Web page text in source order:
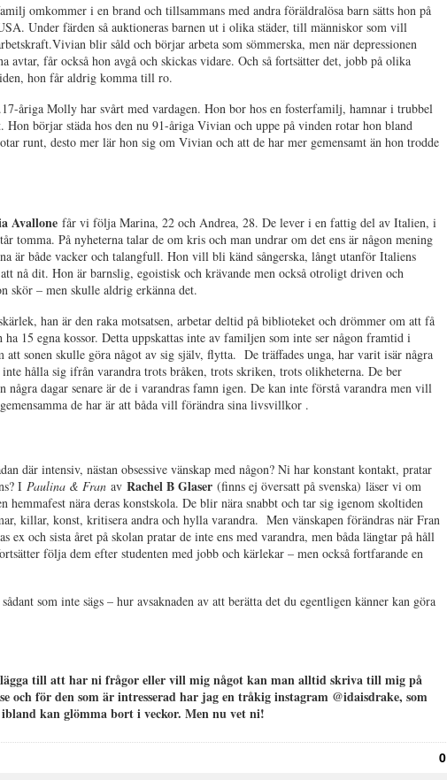
omkommer i en brand och tillsammans med andra föräldralösa barn sätts hon på
Under färden så auktioneras barnen ut i olika städer, till människor som vill
Vivian blir såld och börjar arbeta som sömmerska, men när depressionen
avtar, får också hon avgå och skickas vidare. Och så fortsätter det, jobb på olika
hon får aldrig komma till ro.
17-åriga Molly har svårt med vardagen. Hon bor hos en fosterfamilj, hamnar i trubbel
Hon börjar städa hos den nu 91-åriga Vivian och uppe på vinden rotar hon bland
runt, desto mer lär hon sig om Vivian och att de har mer gemensamt än hon trodde
Avallonefår vi följa Marina, 22 och Andrea, 28. De lever i en fattig del av Italien, i
tomma. På nyheterna talar de om kris och man undrar om det ens är någon mening
är både vacker och talangfull. Hon vill bli känd sångerska, långt utanför Italiens
nå dit. Hon är barnslig, egoistisk och krävande men också otroligt driven och
skör – men skulle aldrig erkänna det.
han är den raka motsatsen, arbetar deltid på biblioteket och drömmer om att få
15 egna kossor. Detta uppskattas inte av familjen som inte ser någon framtid i
att sonen skulle göra något av sig själv, flytta.De träffades unga, har varit isär några
hålla sig ifrån varandra trots bråken, trots skriken, trots olikheterna. De ber
några dagar senare är de i varandras famn igen. De kan inte förstå varandra men vill
de har är att båda vill förändra sina livsvillkor .
där intensiv, nästan obsessive vänskap med någon? Ni har konstant kontakt, pratar
I Paulina & Fran avRachel B Glaser(finns ej översatt på svenska) läser vi om
hemmafest nära deras konstskola. De blir nära snabbt och tar sig igenom skoltiden
killar, konst, kritisera andra och hylla varandra.Men vänskapen förändras när Fran
ex och sista året på skolan pratar de inte ens med varandra, men båda längtar på håll
följa dem efter studenten med jobb och kärlekar – men också fortfarande en
som inte sägs – hur avsaknaden av att berätta det du egentligen känner kan göra
till att har ni frågor eller vill mig något kan man alltid skriva till mig på
och för den som är intresserad har jag en tråkig instagram @idaisdrake, som
kan glömma bort i veckor. Men nu vet ni!
0